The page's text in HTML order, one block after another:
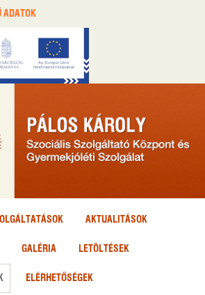
ADATOK
AKTUALITÁSOK
GALÉRIA LETÖLTÉSEK
ELÉRHETŐSÉGEK